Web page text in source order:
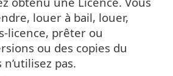
louer à bail, louer,
licence, prêter ou
ou des copies du
pas.